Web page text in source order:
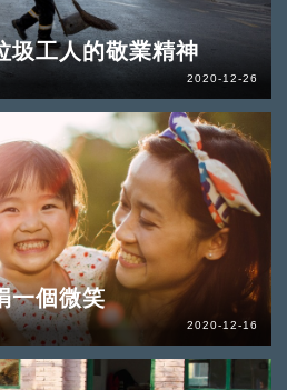
圾工人的敬業精神
2020-12-26
一個微笑
2020-12-16